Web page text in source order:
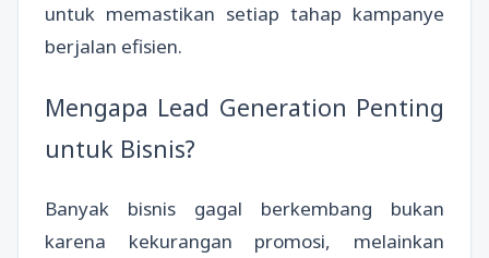
untuk memastikan setiap tahap kampanye
berjalan efisien.
Mengapa Lead Generation Penting
untuk Bisnis?
Banyak bisnis gagal berkembang bukan
karena kekurangan promosi, melainkan